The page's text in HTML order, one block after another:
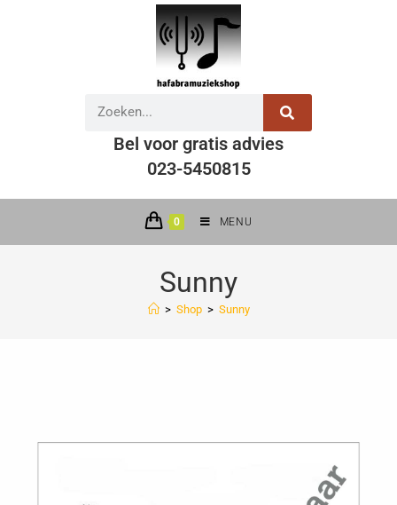
Bel voor gratis advies
023-5450815
0 MENU
Sunny
> Shop > Sunny